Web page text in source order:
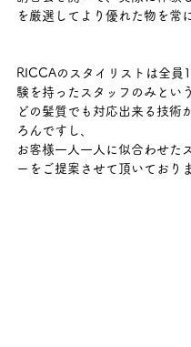
を厳選してより優れた物を常
RICCAのスタイリストは全員
験を持ったスタッフのみとい
どの髪質でも対応出来る技術
ろんですし、
お客様一人一人に似合わせた
ーをご提案させて頂いており